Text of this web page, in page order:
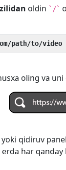
oldin `/`
path/to/video
oling va
qidiruv
erda har